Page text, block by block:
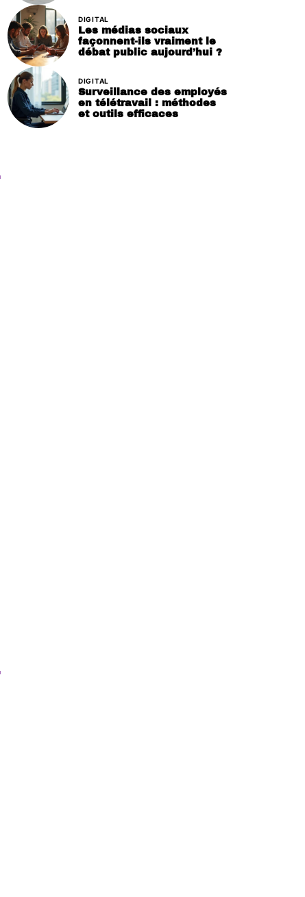
DIGITAL
Les médias sociaux
façonnent-ils vraiment le
débat public aujourd’hui ?
DIGITAL
Surveillance des employés
en télétravail : méthodes
et outils efficaces